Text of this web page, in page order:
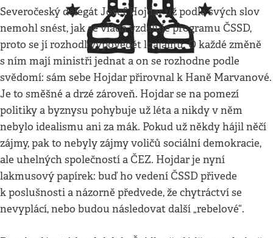
Severočeský delegát Josef Hojdar už podle svých slov
nemohl snést, jak se vláda vzdaluje programu ČSSD,
proto se jí rozhodl vypovědět loajalitu. O každé změně
s ním mají ministři jednat a on se rozhodne podle
svědomí: sám sebe Hojdar přirovnal k Haně Marvanové.
Je to směšné a drzé zároveň. Hojdar se na pomezí
politiky a byznysu pohybuje už léta a nikdy v něm
nebylo idealismu ani za mák. Pokud už někdy hájil něčí
zájmy, pak to nebyly zájmy voličů sociální demokracie,
ale uhelných společností a ČEZ. Hojdar je nyní
lakmusový papírek: buď ho vedení ČSSD přivede
k poslušnosti a názorně předvede, že chytráctví se
nevyplácí, nebo budou následovat další „rebelové“.